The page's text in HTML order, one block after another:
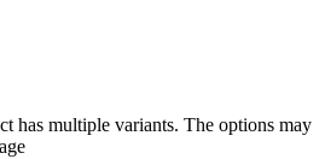
has multiple variants. The options may